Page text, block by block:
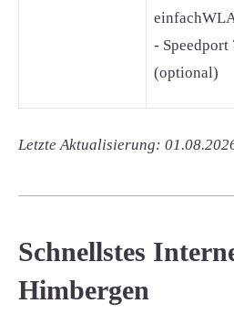
- Speedport
(optional)
Letzte Aktualisierung:
Schnellstes
Himbergen